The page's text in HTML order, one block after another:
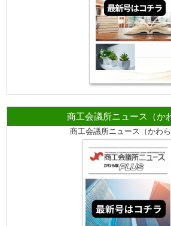
商工会議所ニュース（か
商工会議所ニュース（かわら